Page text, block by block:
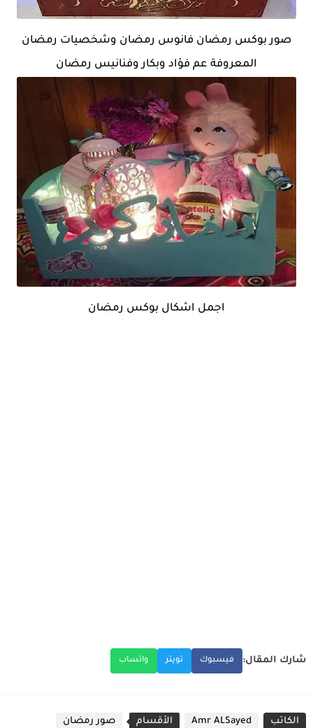
صور بوكس رمضان فانوس رمضان وشخصيات رمضان
المعروفة عم فؤاد وبكار وفنانيس رمضان
اجمل اشكال بوكس رمضان
شارك المقال: فيسبوك تويتر واتساب
الكاتب Amr ALSayed الأقسام صور رمضان